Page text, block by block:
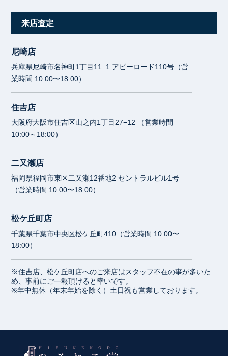
来店査定
尼崎店
兵庫県尼崎市名神町1丁目11−1 アビーロード110号（営
業時間 10:00〜18:00）
住吉店
大阪府大阪市住吉区山之内1丁目27−12 （営業時間
10:00～18:00）
二又瀬店
福岡県福岡市東区二又瀬12番地2 セントラルビル1号
（営業時間 10:00〜18:00）
松ケ丘町店
千葉県千葉市中央区松ケ丘町410（営業時間 10:00〜
18:00）
※住吉店、松ケ丘町店へのご来店はスタッフ不在の事が多いた
め、事前にご一報頂けると幸いです。
※年中無休（年末年始を除く）土日祝も営業しております。